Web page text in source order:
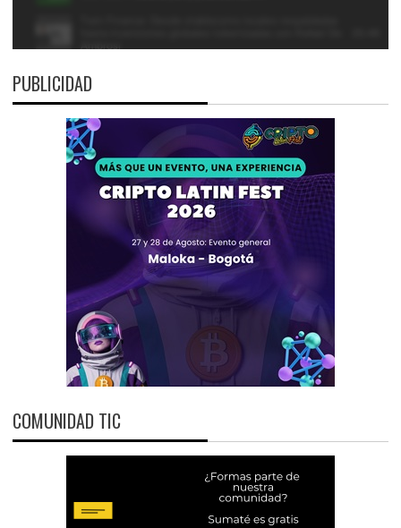
PUBLICIDAD
COMUNIDAD TIC